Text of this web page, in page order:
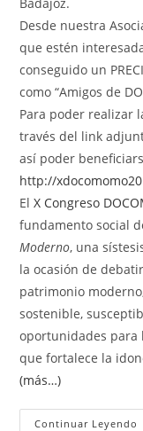
Desde nuestra
que estén
conseguido un
como “Amigos de
Para poder realizar
través del link
así poder
http://
ElX Congreso
fundamento social
Moderno, una
la ocasión de
patrimonio
sostenible,
oportunidades para
que fortalece la
(más…)
Continuar Leyendo